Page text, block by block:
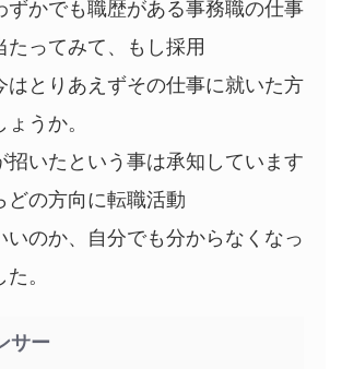
ずかでも職歴がある事務職の仕事
たってみて、もし採用
はとりあえずその仕事に就いた方
うか。
招いたという事は承知しています
どの方向に転職活動
いのか、自分でも分からなくなっ
。
サー